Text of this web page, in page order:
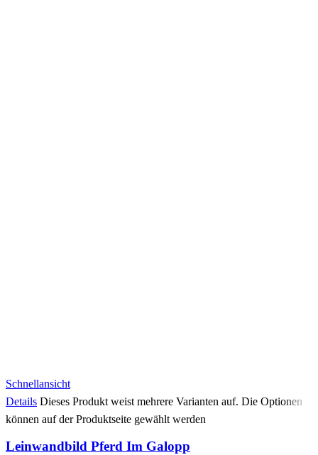
Schnellansicht
Details Dieses Produkt weist mehrere Varianten auf. Die Optionen
können auf der Produktseite gewählt werden
Leinwandbild Pferd Im Galopp